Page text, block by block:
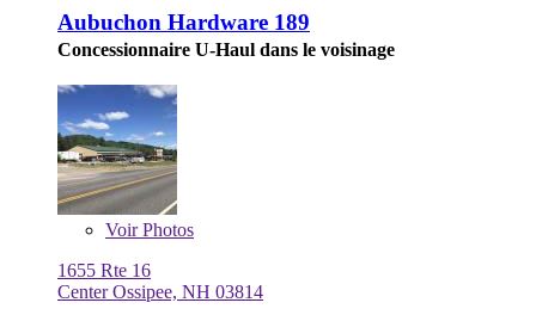
Aubuchon Hardware 189
Concessionnaire U-Haul dans le voisinage
VoirPhotos
1655 Rte 16
Center Ossipee, NH 03814